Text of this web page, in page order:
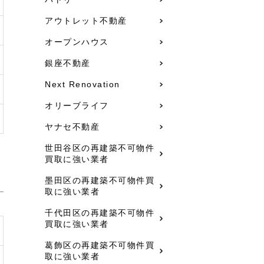
アウトレット不動産
オープンハウス
銀座不動産
Next Renovation
オリーブライフ
ヤナセ不動産
世田谷区の再建築不可物件
買取に強い業者
墨田区の再建築不可物件買
取に強い業者
千代田区の再建築不可物件
買取に強い業者
葛飾区の再建築不可物件買
取に強い業者